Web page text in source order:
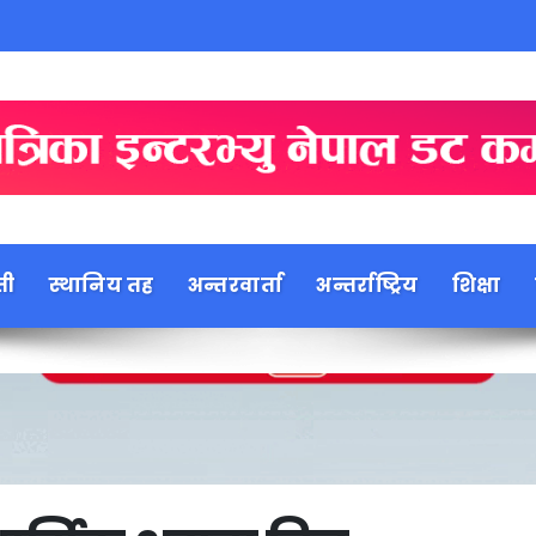
स्थानिय तह अन्तरवार्ता अन्तर्राष्ट्रिय शिक्षा